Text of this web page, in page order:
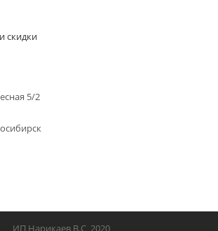
скидки
5/2
ИП Нарикаев В.С 2020